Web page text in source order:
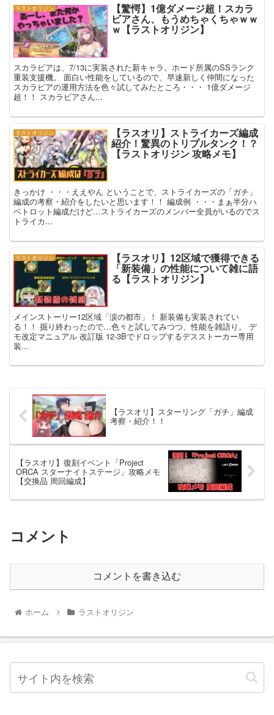
ラストオリジン 【驚愕】1億ダメージ超！スカラ
ビアさん、もうめちゃくちゃｗｗ
ｗ【ラストオリジン】
スカラビアは、7/13に実装された新キャラ。ホード所属のSSランク
重装支援機。 面白い性能をしているので、早速新しく仲間になった
スカラビアの運用方法を色々試してみたところ・・・ 1億ダメージ
超！！ スカラビアさん...
ラストオリジン 【ラスオリ】ストライカーズ編成
紹介！驚異のトリプルタンク！？
【ラストオリジン 攻略メモ】
きっかけ ・・・ええやん ということで、ストライカーズの「ガチ」
編成の考察・紹介をしたいと思います！！ 編成例 ・・・まぁ半分ハ
ベトロット編成だけど…ストライカーズのメンバー全員がいるのでス
トライカ...
ラストオリジン 【ラスオリ】12区域で獲得できる
「新装備」の性能について雑に語
る【ラストオリジン】
メインストーリー12区域「涙の都市」！ 新装備も実装されてい
る！！ 掘り終わったので…色々と試してみつつ、性能を雑語り。 デ
モ改定マニュアル 改訂版 12-3Bでドロップするデスストーカー専用
装...
【ラスオリ】スターリング「ガチ」編成
考察・紹介！！
【ラスオリ】復刻イベント「Project
ORCA スターナイトステージ」攻略メモ
【交換品 周回編成】
コメント
コメントを書き込む
ホーム ラストオリジン